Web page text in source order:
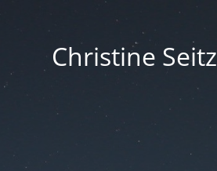
Christine Seitz